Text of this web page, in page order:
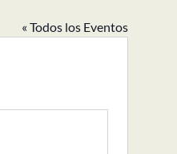
« Todos los Eventos